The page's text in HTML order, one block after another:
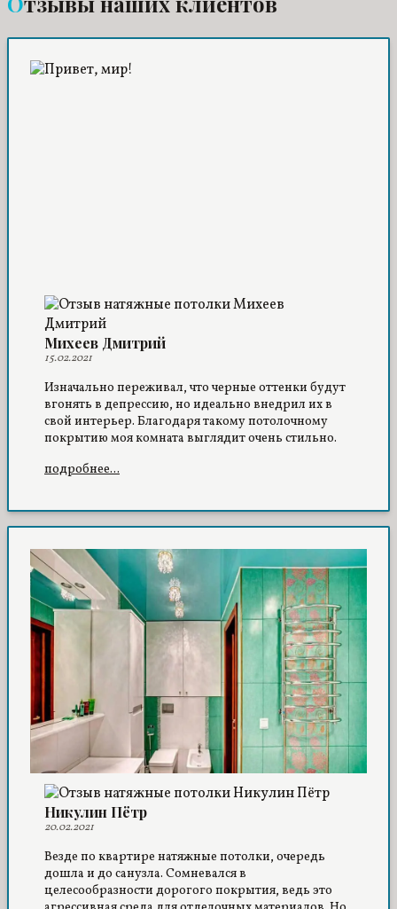
Михеев Дмитрий
15.02.2021
Изначально переживал, что черные оттенки будут
вгонять в депрессию, но идеально внедрил их в
свой интерьер. Благодаря такому потолочному
покрытию моя комната выглядит очень стильно.
подробнее...
Никулин Пётр
20.02.2021
Везде по квартире натяжные потолки, очередь
дошла и до санузла. Сомневался в
целесообразности дорогого покрытия, ведь это